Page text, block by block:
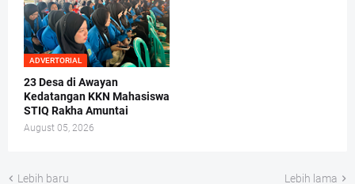
ADVERTORIAL
23 Desa di Awayan
Kedatangan KKN Mahasiswa
STIQ Rakha Amuntai
August 05, 2026
Lebih baru Lebih lama